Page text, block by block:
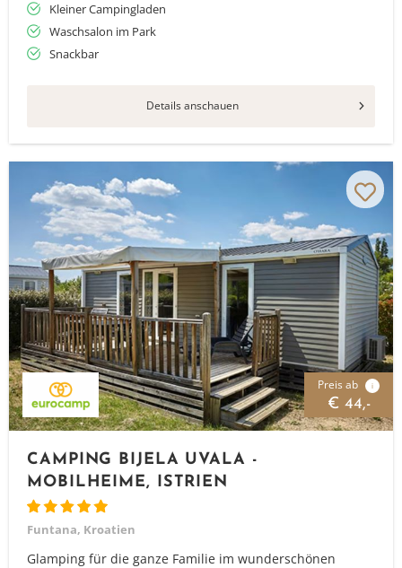
Kleiner Campingladen
Waschsalon im Park
Snackbar
Details anschauen
Preis ab i
€ 44,-
CAMPING BIJELA UVALA -
MOBILHEIME, ISTRIEN
Funtana, Kroatien
Glamping für die ganze Familie im wunderschönen